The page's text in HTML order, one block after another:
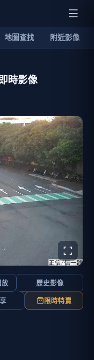
地圖查找 附近影像
時影像
歷史影像
限時特賣